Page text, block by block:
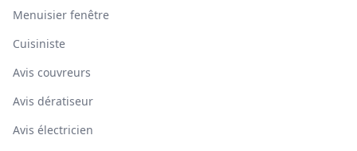
Menuisier fenêtre
Cuisiniste
Avis couvreurs
Avis dératiseur
Avis électricien